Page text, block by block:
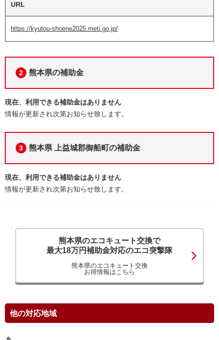
URL
https://kyutou-shoene2025.meti.go.jp/
2 熊本県の補助金
現在、利用できる補助金はありません
情報が更新され次第お知らせ致します。
3 熊本県 上益城郡御船町の補助金
現在、利用できる補助金はありません
情報が更新され次第お知らせ致します。
熊本県のエコキュート交換で
最大18万円補助金対応のエコ突撃隊
熊本県のエコキュート交換
お得情報はこちら
他の対応地域